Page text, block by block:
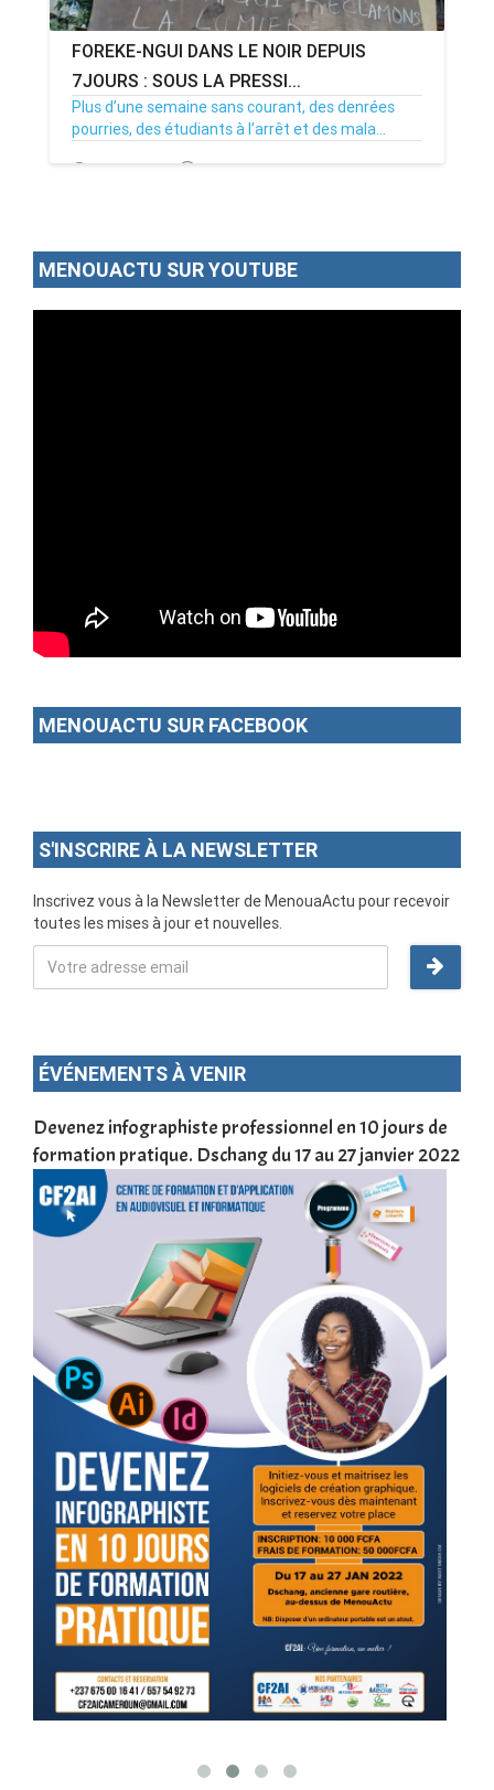
FOREKE-NGUI DANS LE NOIR DEPUIS
7JOURS : SOUS LA PRESSI...
Plus d’une semaine sans courant, des denrées
pourries, des étudiants à l’arrêt et des mala...
02/07/26 Par MenouActu 0
MENOUACTU SUR YOUTUBE
MENOUACTU SUR FACEBOOK
S'INSCRIRE À LA NEWSLETTER
Inscrivez vous à la Newsletter de MenouaActu pour recevoir
toutes les mises à jour et nouvelles.
ÉVÉNEMENTS À VENIR
Devenez infographiste professionnel en 10 jours de
formation pratique. Dschang du 17 au 27 janvier 2022